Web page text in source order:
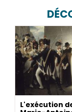
L'exécution